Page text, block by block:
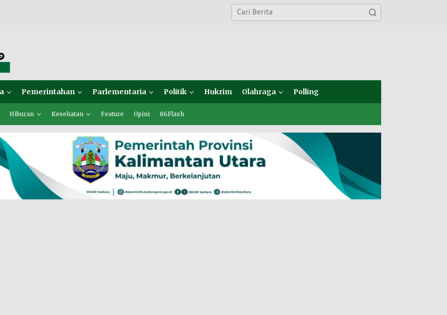
Pemerintahan Parlementaria Politik Hukrim Olahraga Polling
Hiburan Kesehatan Feature Opini 86Flash